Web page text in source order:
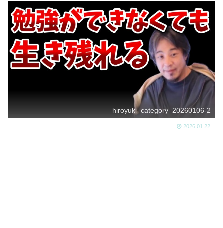
hiroyuki_category_20260106-2
2026.01.22